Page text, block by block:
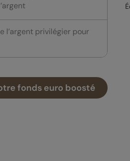
l’argent privilégier pour
fonds euro boosté